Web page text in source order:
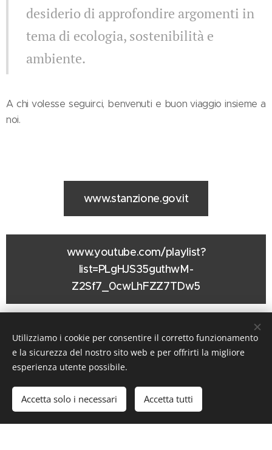
desiderio di approfondire argomenti in
tema di ecologia, sostenibilità e
ambiente.
A chi volesse seguirci, benvenuti e buon viaggio insieme a
noi.
www.stanzione.gov.it
www.youtube.com/playlist?
list=PLgHJS35guthwM-
Z2Sf7_0cwLhFZZ7TDw5
A piccoli passijournalblog
Creato con Webnode Cookies
Crea il tuo sito web gratis! Inizia
Utilizziamo i cookie per consentire il corretto funzionamento
e la sicurezza del nostro sito web e per offrirti la migliore
esperienza utente possibile.
Accetta solo i necessari Accetta tutti